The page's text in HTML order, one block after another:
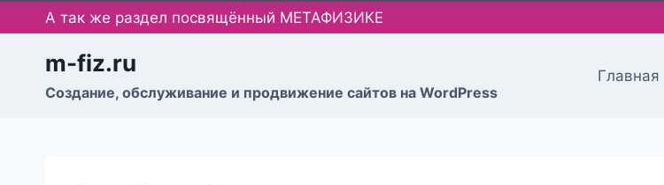
Перейти
к
содержимому
А так же раздел посвящённый МЕТАФИЗИКЕ
m-fiz.ru
Cоздание, обслуживание и продвижение сайтов на WordPress
Главная